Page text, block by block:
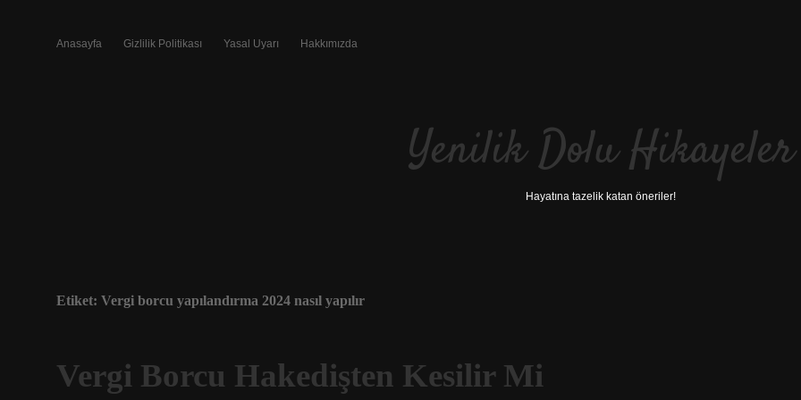
Anasayfa Gizlilik Politikası Yasal Uyarı Hakkımızda
Yenilik Dolu Hikayeler
Hayatına tazelik katan öneriler!
Etiket: Vergi borcu yapılandırma 2024 nasıl yapılır
Vergi Borcu Hakedişten Kesilir Mi